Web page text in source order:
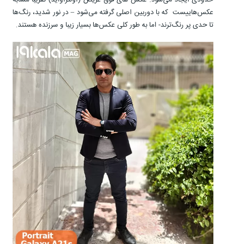
عکس‌هاییست که با دوربین اصلی گرفته می‌شود – در نور شدید، رنگ‌ها
تا حدی پر رنگ‌ترند- اما به طور کلی عکس‌ها بسیار زیبا و سرزنده هستند.